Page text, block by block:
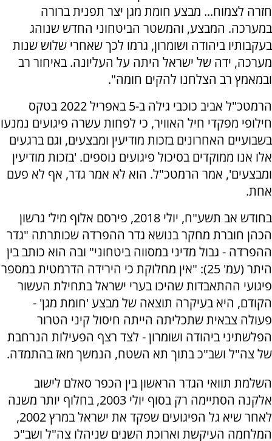
חזרה לצמוח... מבצע חומת מגן יצר תפנית ברורה
במערכה. המבצע, והמשטר הביטחוני החדש שנוהג
בעקבותיו ביהודה ושומרון, גרמו לכך שאחרי שלוש שנות
מערכה, ידה של ישראל היתה על העליונה. באיחור רב
ובמאמץ רב הצלחנו להקים חומה".
הרמטכ"ל אביב כוכבי גילה ב-5 באפריל 2022 בטקס
חילופי מפקדי חיל האוויר, כי לפחות עשרה פיגועים נמנעו
בשבועיים האחרונים בזכות מודיעין ומבצעים, וגם ברגעים
אלו אנו ממוקדים בסיכול פיגועים נוספים. 'בזכות מודיעין
ומבצעים', אמר הרמטכ"ל. הוא לא אמר גדר, אף לא פעם
אחת.
בחודש אב תשע"ח, יולי 2018, פירסם אלוף מיל' גרשון
הכהן חוברת מחקר בנושא גדר ההפרדה שכותרתה "גדר
ההפרדה - גבול מדיני במסווה ביטחוני" ובה הוא כותב בין
היתר (עמ' 25): "אין מחלוקת כי הירידה הדרמטית במספר
פיגועי ההתאבדות שהיכו בערי ישראל בתחילת העשור
הקודם, היא בעיקרה תוצאה של מבצע 'חומת מגן' -
פעולה צבאית שתכליתה הייתה חיסול קיני הטרור
הפלשתיני ביהודה ושומרון - לצד רצף הפעילות הנרחבת
של צה"ל ושב"כ בתוך תא השטח, הנמשך מאז בהתמדה.
השלמת תוואי הגדר הראשון בין הכפר סאלם לישוב
אלקנה הסתיימה רק בסוף יולי 2003, בחלוף יותר משנה
לאחר שיא גל הפיגועים שפקד את ישראל במרץ 2002,
המלחמה העיקשת וארוכת השנים שניהלו צה"ל ושב"כ